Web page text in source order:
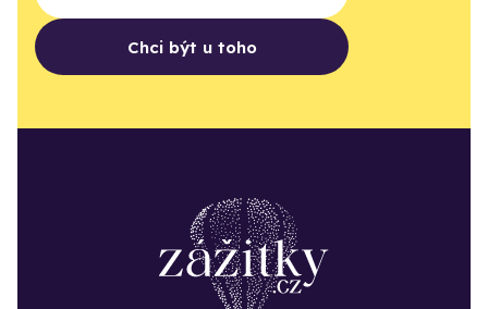
Chci být u toho